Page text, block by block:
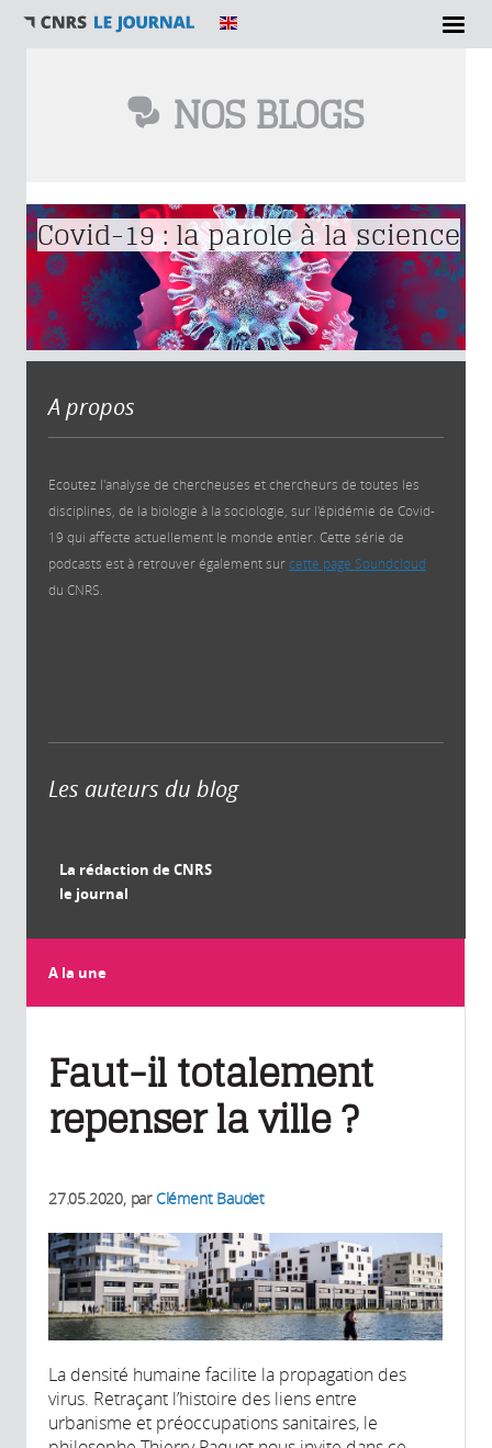
NOS BLOGS
Vous êtes ici
Covid-19 : la parole à la science
A propos
Ecoutez l'analyse de chercheuses et chercheurs de toutes les
disciplines, de la biologie à la sociologie, sur l'épidémie de Covid-
19 qui affecte actuellement le monde entier. Cette série de
podcasts est à retrouver également surcette page Soundcloud
du CNRS.
Les auteurs du blog
La rédaction de CNRS
le journal
A la une
Faut-il totalement
repenser la ville ?
27.05.2020, parClément Baudet
La densité humaine facilite la propagation des
virus. Retraçant l’histoire des liens entre
urbanisme et préoccupations sanitaires, le